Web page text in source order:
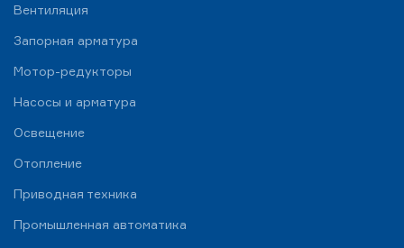
Вентиляция
Запорная арматура
Мотор-редукторы
Насосы и арматура
Освещение
Отопление
Приводная техника
Промышленная автоматика